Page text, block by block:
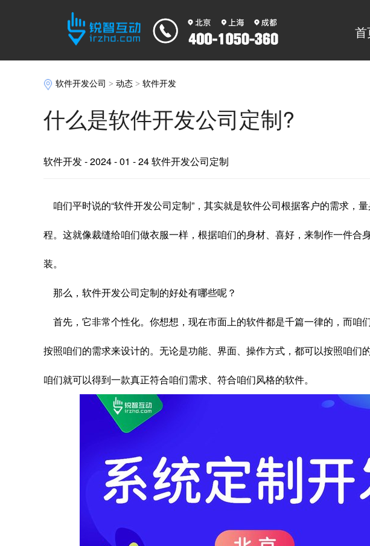
软件开发公司 >动态 >软件开发
什么是软件开发公司定制?
软件开发- 2024 - 01 - 24 软件开发公司定制
咱们平时说的“软件开发公司定制”，其实就是软件公司根据客户的需求，
程。这就像裁缝给咱们做衣服一样，根据咱们的身材、喜好，来制作一件合
装。
那么，软件开发公司定制的好处有哪些呢？
首先，它非常个性化。你想想，现在市面上的软件都是千篇一律的，而咱
按照咱们的需求来设计的。无论是功能、界面、操作方式，都可以按照咱们
咱们就可以得到一款真正符合咱们需求、符合咱们风格的软件。